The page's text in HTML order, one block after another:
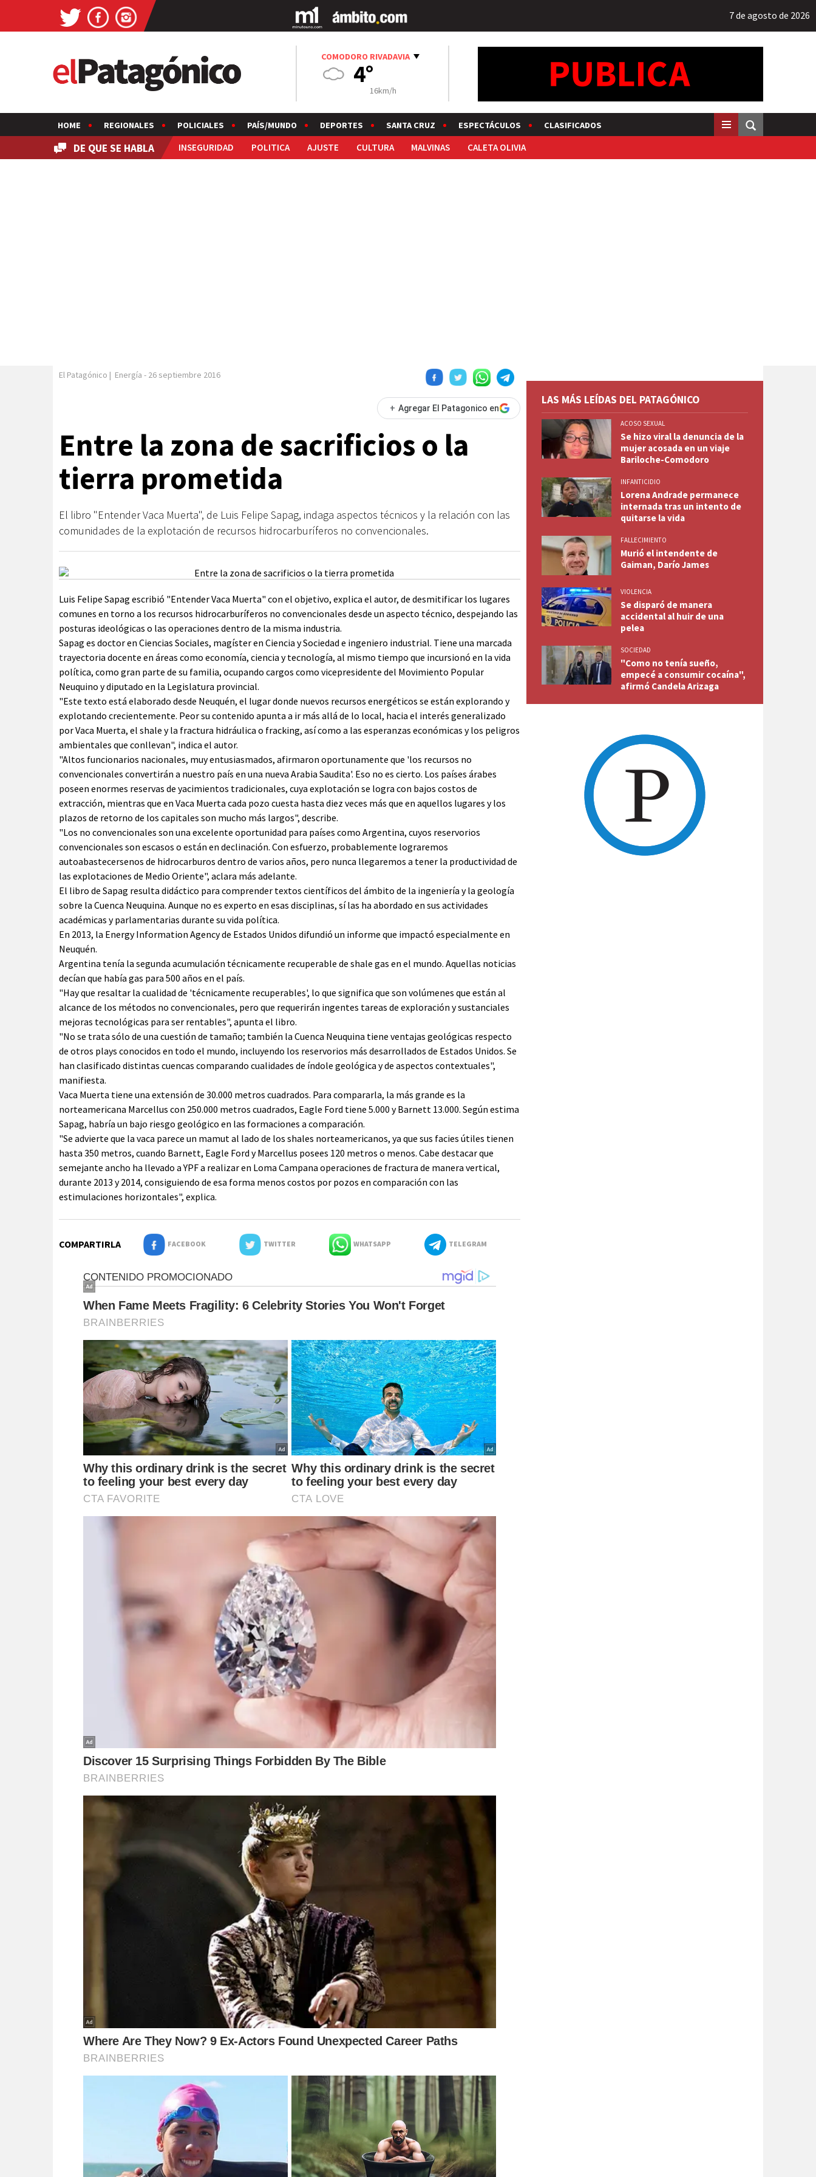
7 de agosto de 2026
COMODORO RIVADAVIA
4°
16km/h
HOME REGIONALES POLICIALES PAÍS/MUNDO DEPORTES SANTA CRUZ ESPECTÁCULOS CLASIFICADOS
DE QUE SE HABLA INSEGURIDAD POLITICA AJUSTE CULTURA MALVINAS CALETA OLIVIA
El Patagónico | Energía - 26 septiembre 2016
+ Agregar El Patagonico en
Entre la zona de sacrificios o la
tierra prometida
El libro "Entender Vaca Muerta", de Luis Felipe Sapag, indaga aspectos técnicos y la relación con las
comunidades de la explotación de recursos hidrocarburíferos no convencionales.
Luis Felipe Sapag escribió "Entender Vaca Muerta" con el objetivo, explica el autor, de desmitificar los lugares
comunes en torno a los recursos hidrocarburíferos no convencionales desde un aspecto técnico, despejando las
posturas ideológicas o las operaciones dentro de la misma industria.
Sapag es doctor en Ciencias Sociales, magíster en Ciencia y Sociedad e ingeniero industrial. Tiene una marcada
trayectoria docente en áreas como economía, ciencia y tecnología, al mismo tiempo que incursionó en la vida
política, como gran parte de su familia, ocupando cargos como vicepresidente del Movimiento Popular
Neuquino y diputado en la Legislatura provincial.
"Este texto está elaborado desde Neuquén, el lugar donde nuevos recursos energéticos se están explorando y
explotando crecientemente. Peor su contenido apunta a ir más allá de lo local, hacia el interés generalizado
por Vaca Muerta, el shale y la fractura hidráulica o fracking, así como a las esperanzas económicas y los peligros
ambientales que conllevan", indica el autor.
"Altos funcionarios nacionales, muy entusiasmados, afirmaron oportunamente que 'los recursos no
convencionales convertirán a nuestro país en una nueva Arabia Saudita'. Eso no es cierto. Los países árabes
poseen enormes reservas de yacimientos tradicionales, cuya explotación se logra con bajos costos de
extracción, mientras que en Vaca Muerta cada pozo cuesta hasta diez veces más que en aquellos lugares y los
plazos de retorno de los capitales son mucho más largos", describe.
"Los no convencionales son una excelente oportunidad para países como Argentina, cuyos reservorios
convencionales son escasos o están en declinación. Con esfuerzo, probablemente lograremos
autoabastecersenos de hidrocarburos dentro de varios años, pero nunca llegaremos a tener la productividad de
las explotaciones de Medio Oriente", aclara más adelante.
El libro de Sapag resulta didáctico para comprender textos científicos del ámbito de la ingeniería y la geología
sobre la Cuenca Neuquina. Aunque no es experto en esas disciplinas, sí las ha abordado en sus actividades
académicas y parlamentarias durante su vida política.
En 2013, la Energy Information Agency de Estados Unidos difundió un informe que impactó especialmente en
Neuquén.
Argentina tenía la segunda acumulación técnicamente recuperable de shale gas en el mundo. Aquellas noticias
decían que había gas para 500 años en el país.
"Hay que resaltar la cualidad de 'técnicamente recuperables', lo que significa que son volúmenes que están al
alcance de los métodos no convencionales, pero que requerirán ingentes tareas de exploración y sustanciales
mejoras tecnológicas para ser rentables", apunta el libro.
"No se trata sólo de una cuestión de tamaño; también la Cuenca Neuquina tiene ventajas geológicas respecto
de otros plays conocidos en todo el mundo, incluyendo los reservorios más desarrollados de Estados Unidos. Se
han clasificado distintas cuencas comparando cualidades de índole geológica y de aspectos contextuales",
manifiesta.
Vaca Muerta tiene una extensión de 30.000 metros cuadrados. Para compararla, la más grande es la
norteamericana Marcellus con 250.000 metros cuadrados, Eagle Ford tiene 5.000 y Barnett 13.000. Según estima
Sapag, habría un bajo riesgo geológico en las formaciones a comparación.
"Se advierte que la vaca parece un mamut al lado de los shales norteamericanos, ya que sus facies útiles tienen
hasta 350 metros, cuando Barnett, Eagle Ford y Marcellus posees 120 metros o menos. Cabe destacar que
semejante ancho ha llevado a YPF a realizar en Loma Campana operaciones de fractura de manera vertical,
durante 2013 y 2014, consiguiendo de esa forma menos costos por pozos en comparación con las
estimulaciones horizontales", explica.
COMPARTIRLA FACEBOOK TWITTER WHATSAPP TELEGRAM
LAS MÁS LEÍDAS DEL PATAGÓNICO
ACOSO SEXUAL
Se hizo viral la denuncia de la
mujer acosada en un viaje
Bariloche-Comodoro
INFANTICIDIO
Lorena Andrade permanece
internada tras un intento de
quitarse la vida
FALLECIMIENTO
Murió el intendente de
Gaiman, Darío James
VIOLENCIA
Se disparó de manera
accidental al huir de una
pelea
SOCIEDAD
"Como no tenía sueño,
empecé a consumir cocaína",
afirmó Candela Arizaga